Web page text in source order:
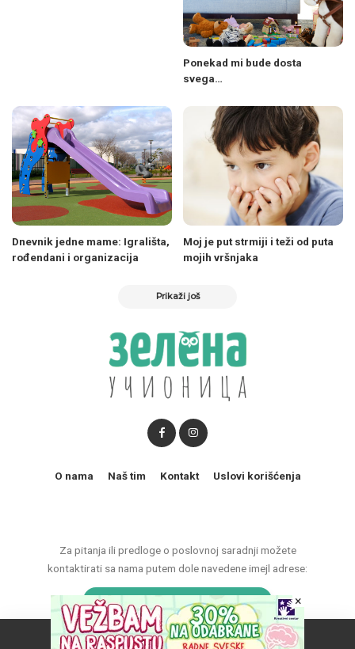
Ponekad mi bude dosta
svega…
Dnevnik jedne mame: Igrališta,
rođendani i organizacija
Moj je put strmiji i teži od puta
mojih vršnjaka
Prikaži još
Za pitanja ili predloge o poslovnoj saradnji možete
kontaktirati sa nama putem dole navedene imejl adrese:
marketing@zelenaucionica.com
O nama Naš tim Kontakt Uslovi korišćenja
Naš vebsajt koristi kolačiće da poboljša vaše iskustvo.
×